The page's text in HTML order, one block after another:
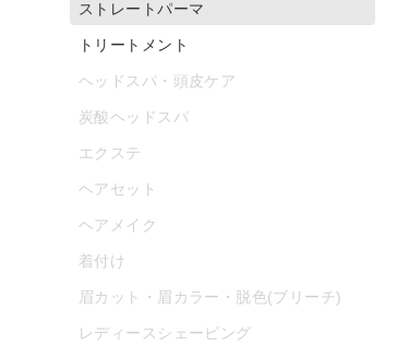
ストレートパーマ
トリートメント
ヘッドスパ・頭皮ケア
炭酸ヘッドスパ
エクステ
ヘアセット
ヘアメイク
着付け
眉カット・眉カラー・脱色(ブリーチ)
レディースシェービング